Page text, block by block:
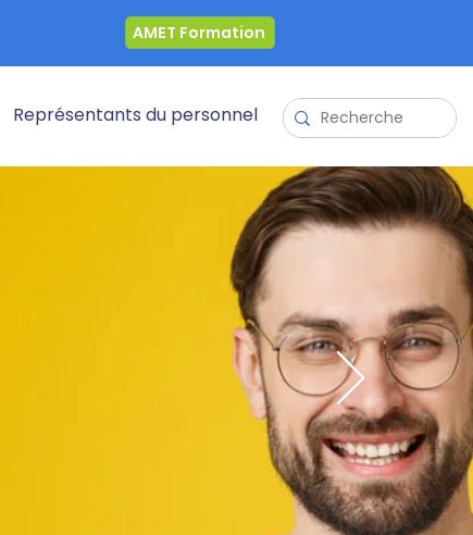
AMET Formation
Représentants du personnel